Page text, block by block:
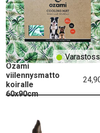
Ozami
viilennysmatto
koiralle
60x90cm